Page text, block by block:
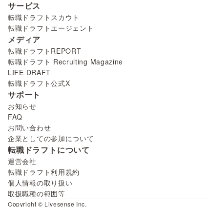
サービス
転職ドラフトスカウト
転職ドラフトエージェント
メディア
転職ドラフトREPORT
転職ドラフト Recruiting Magazine
LIFE DRAFT
転職ドラフト公式X
サポート
お知らせ
FAQ
お問い合わせ
企業としての参加について
転職ドラフトについて
運営会社
転職ドラフト利用規約
個人情報の取り扱い
取扱職種の範囲等
Copyright © Livesense Inc.